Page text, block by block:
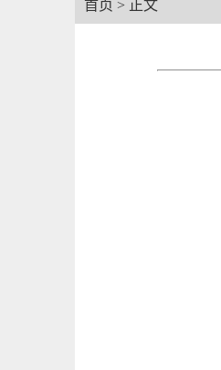
首页 > 正文